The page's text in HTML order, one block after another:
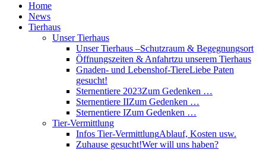
Home
News
Tierhaus
Unser Tierhaus
Unser Tierhaus –Schutzraum & Begegnungsort
Öffnungszeiten & Anfahrtzu unserem Tierhaus
Gnaden- und Lebenshof-TiereLiebe Paten
gesucht!
Sternentiere 2023Zum Gedenken …
Sternentiere IIZum Gedenken …
Sternentiere IZum Gedenken …
Tier-Vermittlung
Infos Tier-VermittlungAblauf, Kosten usw.
Zuhause gesucht!Wer will uns haben?